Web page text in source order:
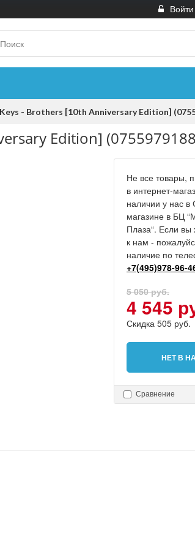
Войти
- Brothers [10th Anniversary Edition]
Edition]
Не все товары,
в интернет-
наличии у нас в
магазине в БЦ
Плаза“. Если вы
к нам -
наличие по
+7(495)978-96-
5 050 руб.
4 545
Скидка 505 руб.
НЕТ В
Сравнение